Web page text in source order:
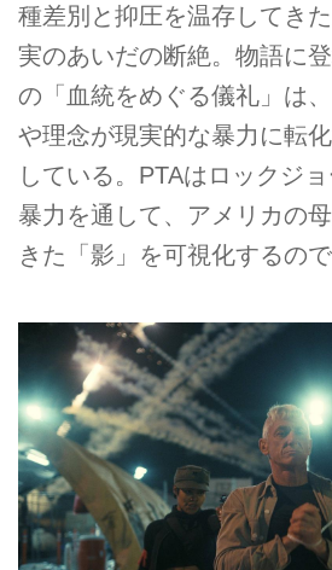
種差別と抑圧を温存してき
実のあいだの断絶。物語に
の「血統をめぐる儀礼」は
や理念が現実的な暴力に転
している。PTAはロックジ
暴力を通して、アメリカの
きた「影」を可視化するので